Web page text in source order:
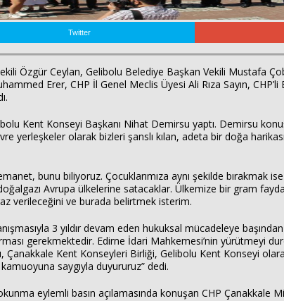
Twitter
Özgür Ceylan, Gelibolu Belediye Başkan Vekili Mustafa
Erer, CHP İl Genel Meclis Üyesi Ali Rıza Sayın,
Kent Konseyi Başkanı Nihat Demirsu yaptı. Demirsu
yerleşkeler olarak bizleri şanslı kılan, adeta bir doğa
bunu biliyoruz. Çocuklarımıza aynı şekilde
Avrupa ülkelerine satacaklar. Ülkemize bir gram
verileceğini ve burada belirtmek isterim.
3 yıldır devam eden hukuksal mücadeleye
gerekmektedir. Edirne İdari Mahkemesi’nin yürütmeyi
Kent Konseyleri Birliği, Gelibolu Kent Konseyi
saygıyla duyururuz” dedi.
eylemli basın açılamasında konuşan CHP